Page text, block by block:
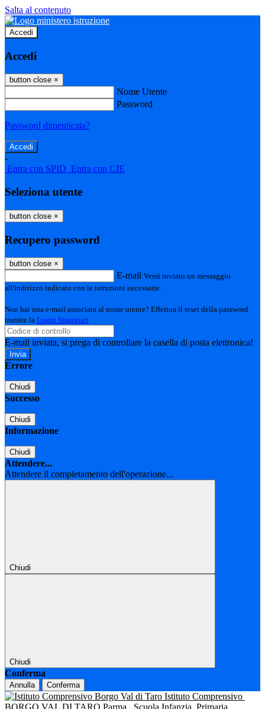
Salta al contenuto
Accedi
Accedi
button close ×
Nome Utente
Password
Password dimenticata?
-
Entra con SPID Entra con CIE
Seleziona utente
button close ×
Recupero password
button close ×
E-mail Verrà inviato un messaggio
all'indirizzo indicato con le istruzioni necessarie.
Non hai una e-mail associata al nome utente? Effettua il reset della password
tramite la Login Spaggiari
E-mail inviata, si prega di controllare la casella di posta elettronica!
Errore
Chiudi
Successo
Chiudi
Informazione
Chiudi
Attendere...
Attendere il completamento dell'operazione...
Chiudi
Chiudi
Conferma
Annulla Conferma
Istituto Comprensivo